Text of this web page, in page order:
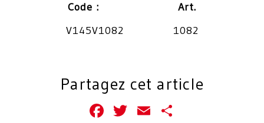
Code : Art.
V145V1082 1082
Partagez cet article
Facebook
Twitter
Email